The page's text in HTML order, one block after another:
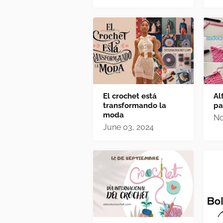
El crochet está
transformando la
moda
June 03, 2024